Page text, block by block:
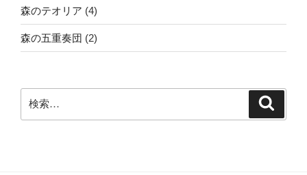
森のテオリア (4)
森の五重奏団 (2)
索: